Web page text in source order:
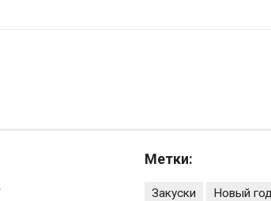
Метки:
Закуски Новый год